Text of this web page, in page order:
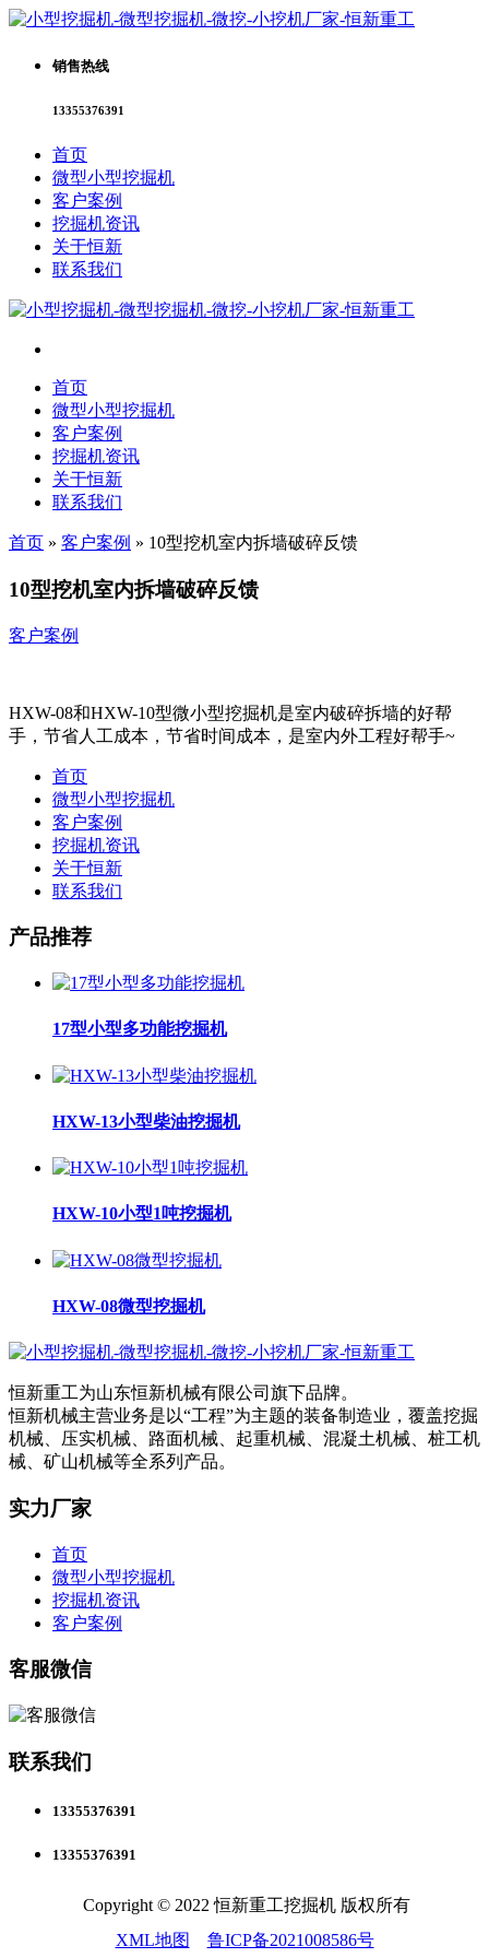
销售热线
13355376391
首页
微型小型挖掘机
客户案例
挖掘机资讯
关于恒新
联系我们
首页
微型小型挖掘机
客户案例
挖掘机资讯
关于恒新
联系我们
首页 » 客户案例 » 10型挖机室内拆墙破碎反馈
10型挖机室内拆墙破碎反馈
客户案例
HXW-08和HXW-10型微小型挖掘机是室内破碎拆墙的好帮
手，节省人工成本，节省时间成本，是室内外工程好帮手~
首页
微型小型挖掘机
客户案例
挖掘机资讯
关于恒新
联系我们
产品推荐
17型小型多功能挖掘机
HXW-13小型柴油挖掘机
HXW-10小型1吨挖掘机
HXW-08微型挖掘机
恒新重工为山东恒新机械有限公司旗下品牌。
恒新机械主营业务是以“工程”为主题的装备制造业，覆盖挖掘
机械、压实机械、路面机械、起重机械、混凝土机械、桩工机
械、矿山机械等全系列产品。
实力厂家
首页
微型小型挖掘机
挖掘机资讯
客户案例
客服微信
联系我们
13355376391
13355376391
Copyright © 2022 恒新重工挖掘机 版权所有
XML地图
鲁ICP备2021008586号